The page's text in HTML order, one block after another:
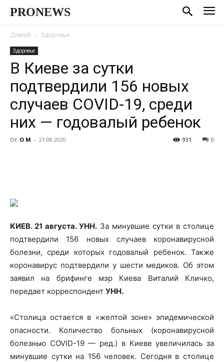
PRONEWS
Домой Здоровье
Здоровье
В Киеве за сутки
подтвердили 156 новых
случаев COVID-19, среди
них — годовалый ребенок
От О М - 21.08.2020 0
931
КИЕВ. 21 августа. УНН. За минувшие сутки в столице
подтвердили 156 новых случаев коронавирусной
болезни, среди которых годовалый ребенок. Также
коронавирус подтвердили у шести медиков. Об этом
заявил на брифинге мэр Киева Виталий Кличко,
передает корреспондент УНН.
«Столица остается в «желтой зоне» эпидемической
опасности. Количество больных (коронавирусной
болезнью COVID-19 — ред.) в Киеве увеличилась за
минувшие сутки на 156 человек. Сегодня в столице